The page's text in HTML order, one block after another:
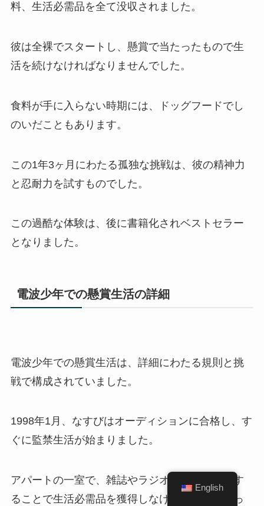
料、生活必需品を全て没収されました。
彼は全裸でスタートし、懸賞で当たったもので生
活を続けなければなりませんでした。
食料が手に入らない時期には、ドッグフードでし
のいだこともあります。
この1年3ヶ月にわたる孤独な挑戦は、彼の精神力
と忍耐力を試すものでした。
この過酷な体験は、後に書籍化されベストセラー
となりました。
電波少年での懸賞生活の詳細
電波少年での懸賞生活は、詳細にわたる規則と挑
戦で構成されていました。
1998年1月、なすびはオーディションに合格し、す
ぐに監禁生活が始まりました。
アパートの一室で、雑誌やラジオの懸賞に応募す
ることで生活必需品を獲得しなければならなかっ
English